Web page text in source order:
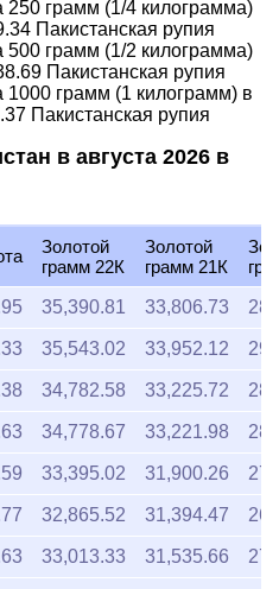
250 грамм (1/4 килограмма)
Пакистанская рупия
500 грамм (1/2 килограмма)
Пакистанская рупия
1000 грамм (1 килограмм) в
Пакистанская рупия
в августа 2026 в
Золотой
грамм 22К
Золотой
грамм 21К
35,390.81 33,806.73
35,543.02 33,952.12
34,782.58 33,225.72
34,778.67 33,221.98
33,395.02 31,900.26
32,865.52 31,394.47
33,013.33 31,535.66